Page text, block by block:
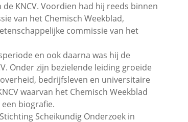
KNCV. Voordien had hij reeds binnen
van het Chemisch Weekblad,
commissie van het
en ook daarna was hij de
Onder zijn bezielende leiding groeide
bedrijfsleven en universitaire
waarvan het Chemisch Weekblad
biografie.
Scheikundig Onderzoek in